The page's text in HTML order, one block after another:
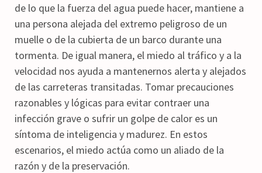
de lo que la fuerza del agua puede hacer, mantiene a
una persona alejada del extremo peligroso de un
muelle o de la cubierta de un barco durante una
tormenta. De igual manera, el miedo al tráfico y a la
velocidad nos ayuda a mantenernos alerta y alejados
de las carreteras transitadas. Tomar precauciones
razonables y lógicas para evitar contraer una
infección grave o sufrir un golpe de calor es un
síntoma de inteligencia y madurez. En estos
escenarios, el miedo actúa como un aliado de la
razón y de la preservación.